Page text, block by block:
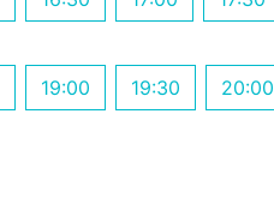
19:00 19:30 20:00